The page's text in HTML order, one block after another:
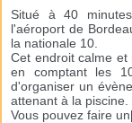
Situé à 40
l'aéroport de
la nationale 10.
Cet endroit calme et
en comptant les
d'organiser un
attenant à la piscine.
Vous pouvez faire